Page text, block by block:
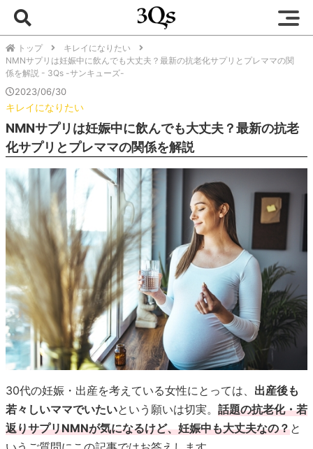
トップ
キレイになりたい
NMNサプリは妊娠中に飲んでも大丈夫？最新の抗老化サプリとプレママの関
係を解説 - 3Qs -サンキューズ-
2023/06/30
キレイになりたい
NMNサプリは妊娠中に飲んでも大丈夫？最新の抗老
化サプリとプレママの関係を解説
30代の妊娠・出産を考えている女性にとっては、 出産後も
若々しいママでいたいという願いは切実。 話題の抗老化・若
返りサプリNMNが気になるけど、妊娠中も大丈夫なの？と